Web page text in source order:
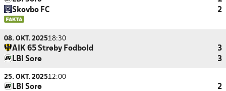
Skovbo FC
2
08. OKT. 202518:30
AIK 65 Strøby Fodbold
3
LBI Sorø
3
25. OKT. 202512:00
LBI Sorø
2